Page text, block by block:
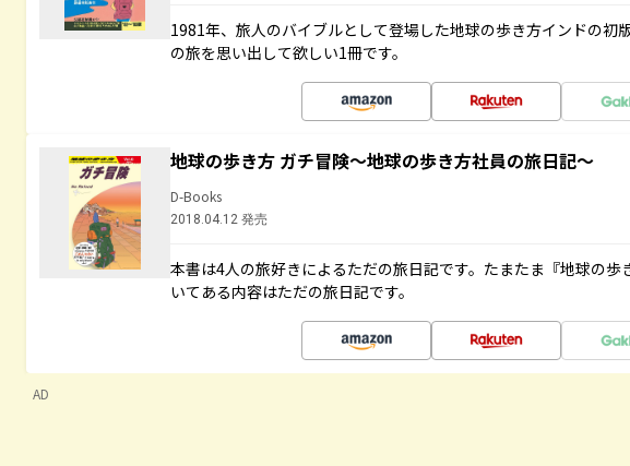
1981年、旅人のバイブルとして登場した地球の歩き方インドの
の旅を思い出して欲しい1冊です。
地球の歩き方 ガチ冒険～地球の歩き方社員の旅日記～
D-Books
2018.04.12 発売
本書は4人の旅好きによるただの旅日記です。たまたま『地球の歩
いてある内容はただの旅日記です。
AD